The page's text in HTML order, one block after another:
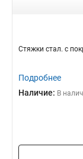
Стяжки стал. с
Подробнее
Наличие: В